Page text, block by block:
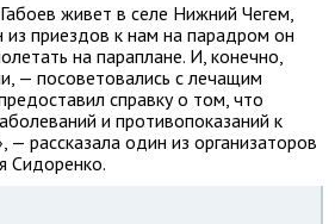
живет в селе Нижний Чегем,
приездов к нам на парадром он
на параплане. И, конечно,
— посоветовались с лечащим
справку о том, что
и противопоказаний к
— рассказала один из организаторов
Сидоренко.